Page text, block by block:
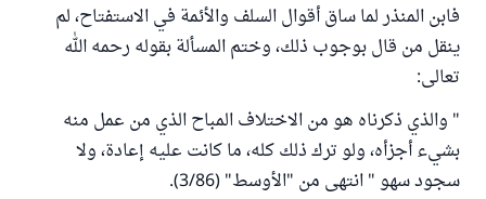
فابن المنذر لما ساق أقوال السلف والأئمة في الاستفتاح، لم
ينقل من قال بوجوب ذلك، وختم المسألة بقوله رحمه الله
تعالى:
" والذي ذكرناه هو من الاختلاف المباح الذي من عمل منه
بشيء أجزأه، ولو ترك ذلك كله، ما كانت عليه إعادة، ولا
سجود سهو " انتهى من "الأوسط" (3/86).